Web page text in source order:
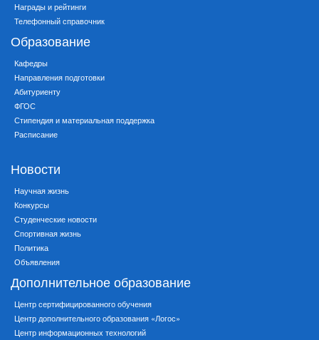
Награды и рейтинги
Телефонный справочник
Образование
Кафедры
Направления подготовки
Абитуриенту
ФГОС
Стипендия и материальная поддержка
Расписание
Новости
Научная жизнь
Конкурсы
Студенческие новости
Спортивная жизнь
Политика
Объявления
Дополнительное образование
Центр сертифицированного обучения
Центр дополнительного образования «Логос»
Центр информационных технологий